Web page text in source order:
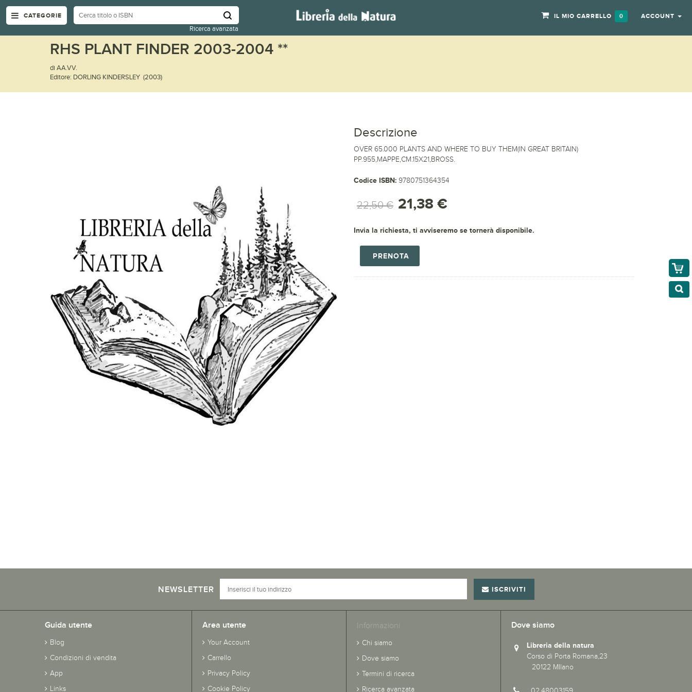
CATEGORIE
Ricerca avanzata
IL MIO CARRELLO 0 ACCOUNT
RHS PLANT FINDER 2003-2004 **
di AA.VV.
Editore: DORLING KINDERSLEY (2003)
Descrizione
OVER 65.000 PLANTS AND WHERE TO BUY THEM(IN GREAT BRITAIN)
PP.955,MAPPE,CM.15X21,BROSS.
Codice ISBN: 9780751364354
22,50 € 21,38 €
Invia la richiesta, ti avviseremo se tornerà disponibile.
PRENOTA
NEWSLETTER ISCRIVITI
Guida utente
Blog
Condizioni di vendita
App
Links
Area utente
Your Account
Carrello
Privacy Policy
Cookie Policy
Informazioni
Chi siamo
Dove siamo
Termini di ricerca
Ricerca avanzata
Dove siamo
Libreria della natura
Corso di Porta Romana,23
20122 MIlano